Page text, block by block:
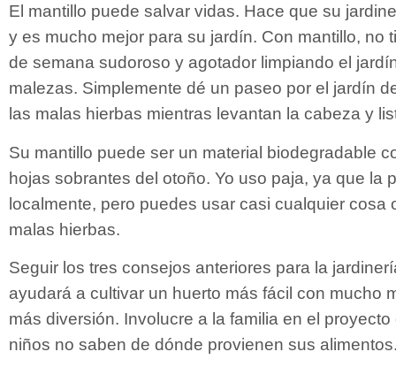
El mantillo puede salvar vidas. Hace que su
y es mucho mejor para su jardín. Con mantillo, no
de semana sudoroso y agotador limpiando el
malezas. Simplemente dé un paseo por el jardín
las malas hierbas mientras levantan la cabeza y
Su mantillo puede ser un material biodegradable
hojas sobrantes del otoño. Yo uso paja, ya que la
localmente, pero puedes usar casi cualquier cosa
malas hierbas.
Seguir los tres consejos anteriores para la
ayudará a cultivar un huerto más fácil con mucho
más diversión. Involucre a la familia en el
niños no saben de dónde provienen sus